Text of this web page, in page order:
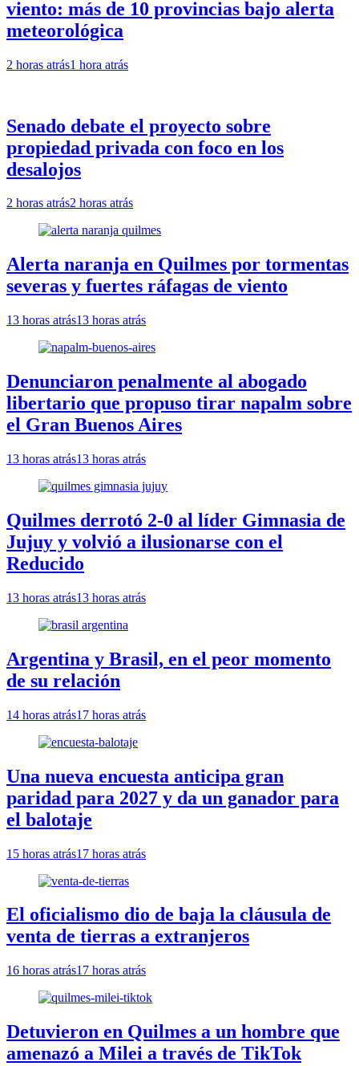
viento: más de 10 provincias bajo alerta
meteorológica
2 horas atrás1 hora atrás
Senado debate el proyecto sobre
propiedad privada con foco en los
desalojos
2 horas atrás2 horas atrás
Alerta naranja en Quilmes por tormentas
severas y fuertes ráfagas de viento
13 horas atrás13 horas atrás
Denunciaron penalmente al abogado
libertario que propuso tirar napalm sobre
el Gran Buenos Aires
13 horas atrás13 horas atrás
Quilmes derrotó 2-0 al líder Gimnasia de
Jujuy y volvió a ilusionarse con el
Reducido
13 horas atrás13 horas atrás
Argentina y Brasil, en el peor momento
de su relación
14 horas atrás17 horas atrás
Una nueva encuesta anticipa gran
paridad para 2027 y da un ganador para
el balotaje
15 horas atrás17 horas atrás
El oficialismo dio de baja la cláusula de
venta de tierras a extranjeros
16 horas atrás17 horas atrás
Detuvieron en Quilmes a un hombre que
amenazó a Milei a través de TikTok